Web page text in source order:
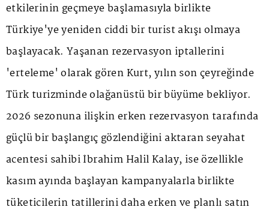
etkilerinin geçmeye başlamasıyla birlikte
Türkiye'ye yeniden ciddi bir turist akışı olmaya
başlayacak. Yaşanan rezervasyon iptallerini
'erteleme' olarak gören Kurt, yılın son çeyreğinde
Türk turizminde olağanüstü bir büyüme bekliyor.
2026 sezonuna ilişkin erken rezervasyon tarafında
güçlü bir başlangıç gözlendiğini aktaran seyahat
acentesi sahibi İbrahim Halil Kalay, ise özellikle
kasım ayında başlayan kampanyalarla birlikte
tüketicilerin tatillerini daha erken ve planlı satın